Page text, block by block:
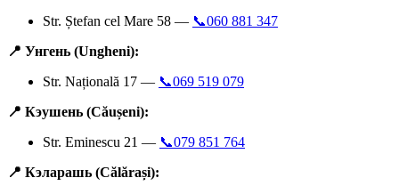
Str. Ștefan cel Mare 58 — 📞060 881 347
📍 Унгень (Ungheni):
Str. Națională 17 — 📞069 519 079
📍 Кэушень (Căușeni):
Str. Eminescu 21 — 📞079 851 764
📍 Кэларашь (Călărași):